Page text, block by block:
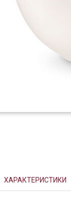
ХАРАКТЕРИСТИКИ